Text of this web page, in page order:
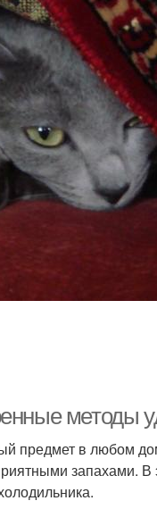
методы
предмет в любом
запахами.